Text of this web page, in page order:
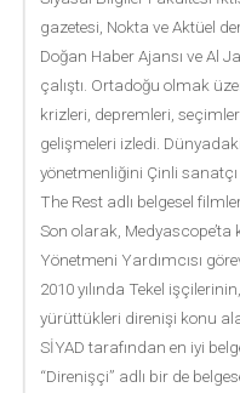
gazetesi, Nokta ve Aktüel
Doğan Haber Ajansı ve Al
çalıştı. Ortadoğu olmak
krizleri, depremleri,
gelişmeleri izledi.
yönetmenliğini Çinli sanatçı
The Rest adlı belgesel
Son olarak, Medyascope’ta
Yönetmeni Yardımcısı
2010 yılında Tekel
yürüttükleri direnişi konu
SİYAD tarafından en iyi
“Direnişçi” adlı bir de